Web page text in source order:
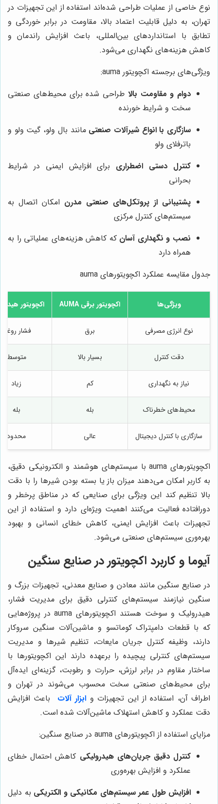
نوع خاصی از عملیات طراحی شده‌اند استفاده از این تجهیزات در
تهران، به دلیل قابلیت اعتماد بالا، مقاومت در برابر خوردگی و
تطابق با استانداردهای بین‌المللی، باعث افزایش راندمان و
کاهش هزینه‌های نگهداری می‌شود.
ویژگی‌های برجسته اکچویتور auma:
دوام و مقاومت بالا طراحی شده برای محیط‌های صنعتی
سخت و شرایط خورنده
سازگاری با انواع شیرآلات صنعتی مانند بال ولو، گیت ولو و
باترفلای ولو
کنترل دستی اضطراری برای افزایش ایمنی در شرایط
بحرانی
پشتیبانی از پروتکل‌های صنعتی مدرن امکان اتصال به
سیستم‌های کنترل مرکزی
نصب و نگهداری آسان که کاهش هزینه‌های عملیاتی را به
همراه دارد
جدول مقایسه عملکرد اکچویتورهای auma
ویژگی‌ها اکچویتور برقی AUMA اکچویتور
نوع انرژی مصرفی برق فشار روغن
دقت کنترل بسیار بالا متوسط
نیاز به نگهداری کم زیاد
محیط‌های خطرناک بله بله
سازگاری با کنترل دیجیتال عالی محدود
اکچویتورهای auma با سیستم‌های هوشمند و الکترونیکی دقیق،
به کاربر امکان می‌دهند میزان باز یا بسته بودن شیرها را با دقت
بالا تنظیم کند این ویژگی برای صنایعی که در مناطق پرخطر و
دورافتاده فعالیت می‌کنند اهمیت ویژه‌ای دارد و استفاده از این
تجهیزات باعث افزایش ایمنی، کاهش خطای انسانی و بهبود
بهره‌وری سیستم‌های صنعتی می‌شود.
آیوما و کاربرد اکچویتور در صنایع سنگین
در صنایع سنگین مانند معادن و صنایع معدنی، تجهیزات بزرگ و
سنگین نیازمند سیستم‌های کنترلی دقیق برای مدیریت فشار،
هیدرولیک و سوخت هستند اکچویتورهای auma در پروژه‌هایی
که با قطعات دامپتراک کوماتسو و ماشین‌آلات سنگین سروکار
دارند، وظیفه کنترل جریان مایعات، تنظیم شیرها و مدیریت
سیستم‌های کنترلی پیچیده را برعهده دارند این اکچویتورها با
ساختار مقاوم در برابر لرزش، حرارت و رطوبت، گزینه‌ای ایده‌آل
برای محیط‌های صنعتی سخت محسوب می‌شوند در تهران و
اطراف آن، استفاده از این تجهیزات و ابزار آلات
باعث افزایش
دقت عملکرد و کاهش استهلاک ماشین‌آلات شده است.
مزایای استفاده از اکچویتورهای auma در صنایع سنگین:
کنترل دقیق جریان‌های هیدرولیکی کاهش احتمال خطای
عملکرد و افزایش بهره‌وری
افزایش طول عمر سیستم‌های مکانیکی و الکتریکی به دلیل